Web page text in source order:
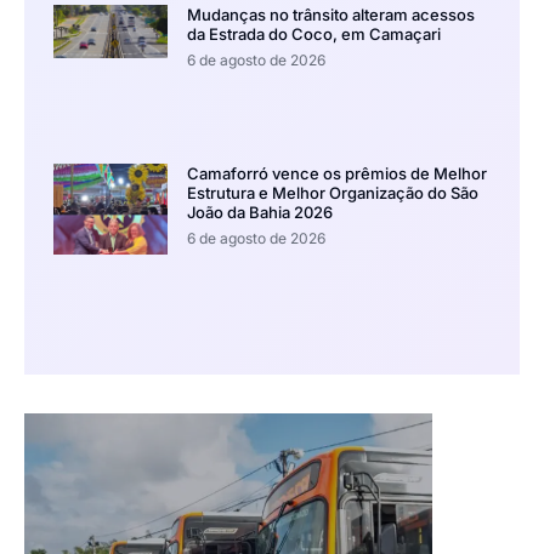
Mudanças no trânsito alteram acessos
da Estrada do Coco, em Camaçari
6 de agosto de 2026
Camaforró vence os prêmios de Melhor
Estrutura e Melhor Organização do São
João da Bahia 2026
6 de agosto de 2026